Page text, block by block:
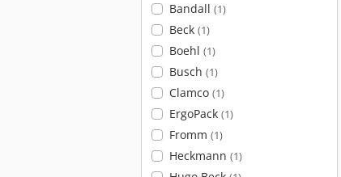
Bandall (1)
Beck (1)
Boehl (1)
Busch (1)
Clamco (1)
ErgoPack (1)
Fromm (1)
Heckmann (1)